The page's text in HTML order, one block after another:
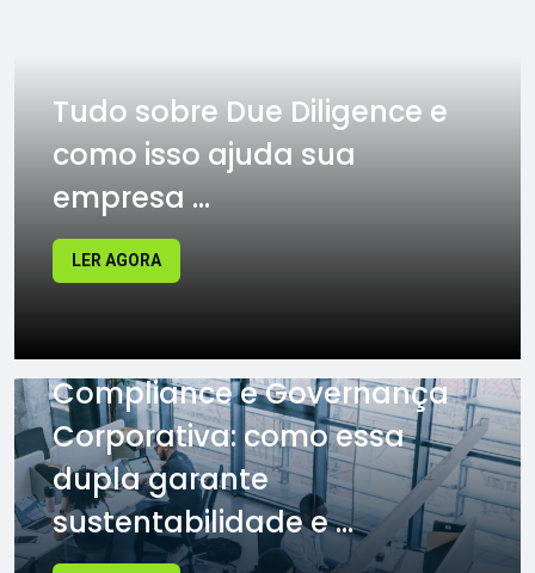
Tudo sobre Due Diligence e
como isso ajuda sua
empresa ...
LER AGORA
Compliance e Governança
Corporativa: como essa
dupla garante
sustentabilidade e ...